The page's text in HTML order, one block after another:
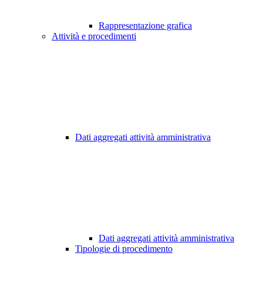
Rappresentazione grafica
Attività e procedimenti
Dati aggregati attività amministrativa
Dati aggregati attività amministrativa
Tipologie di procedimento